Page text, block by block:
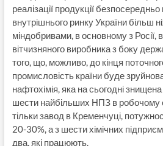
реалізації продукції
внутрішнього ринку України більш
міндобривами, в основному з Росії,
вітчизняного виробника з боку
того, що, можливо, до кінця
промисловість країни буде
нафтохімія, яка на сьогодні знищена
шести найбільших НПЗ в робочому
тільки завод в Кременчуці,
20-30%, а з шести хімічних
два, які працюють.